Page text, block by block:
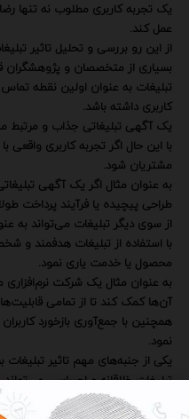
یک تجربه کاربری مطلوب نه تنها
عمل کند.
از این رو بررسی و تحلیل تاثیر
بسیاری از متخصصان و پژوهشگران
تبلیغات به عنوان اولین نقطه
کاربری داشته باشد.
یک آگهی تبلیغاتی جذاب و مرتبط
با این حال اگر تجربه کاربری
مشتریان شود.
به عنوان مثال اگر یک آگهی
طراحی پیچیده یا فرآیند پرداخت
از سوی دیگر تبلیغات می‌تواند به
با استفاده از تبلیغات هدفمند و
محصول یا خدمت یاری نمود.
به عنوان مثال یک شرکت نرم‌افزاری
آن‌ها کمک کند تا از تمامی
همچنین با جمع‌آوری بازخورد
نمود.
یکی از جنبه‌های مهم تاثیر
تبلیغات خلاقانه و احساسی
به عنوان مثال یک شرکت تولید